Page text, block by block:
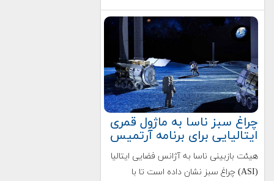
چراغ سبز ناسا به ماژول قمری
ایتالیایی برای برنامه آرتمیس
هیئت بازبینی ناسا به آژانس فضایی ایتالیا
(ASI) چراغ سبز نشان داده است تا با